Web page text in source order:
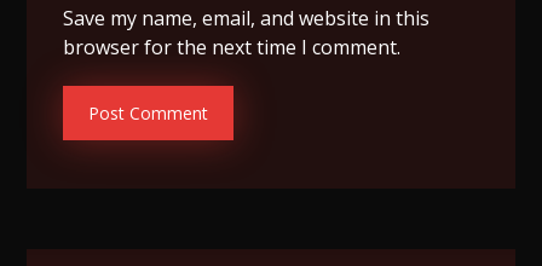
Save my name, email, and website in this
browser for the next time I comment.